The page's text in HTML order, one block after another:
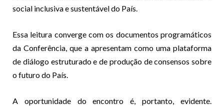
social inclusiva e sustentável do País.
Essa leitura converge com os documentos programáticos
da Conferência, que a apresentam como uma plataforma
de diálogo estruturado e de produção de consensos sobre
o futuro do País.
A oportunidade do encontro é, portanto, evidente.